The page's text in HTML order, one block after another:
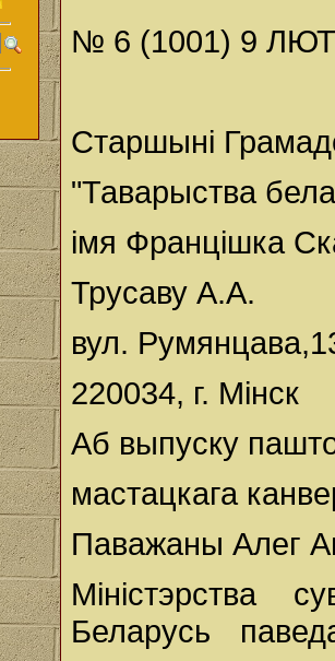
№ 6 (1001) 9
Старшыні
"Таварыства
імя Францішка
Трусаву А.А.
вул.
220034, г. Мінск
Аб выпуску
мастацкага
Паважаны Алег
Міністэрства
Беларусь